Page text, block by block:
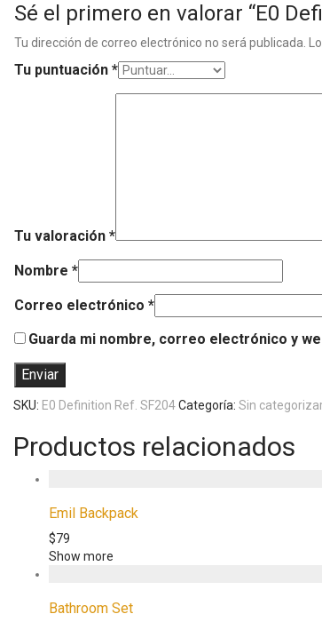
Sé el primero en valorar “E0
Tu dirección de correo electrónico no será publicada.
Tu puntuación *
Tu valoración *
Nombre *
Correo electrónico *
Guarda mi nombre, correo electrónico y
SKU: E0 Definition Ref. SF204Categoría: Sin
Productos relacionados
Emil Backpack
$79
Show more
Bathroom Set